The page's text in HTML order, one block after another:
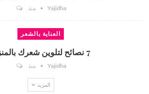
Yajidha منذ
العناية بالشعر
7 نصائح لتلوين شعرك بالمنزل
Yajidha منذ
المزيد